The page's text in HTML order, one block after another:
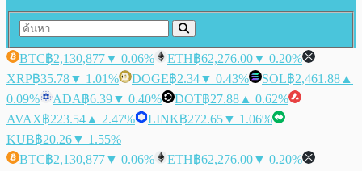
BTC฿2,130,877▼ 0.06% ETH฿62,276.00▼ 0.20%
XRP฿35.78▼ 1.01% DOGE฿2.34▼ 0.43% SOL฿2,461.88 ▲
0.09%
ADA฿6.39▼ 0.40% DOT฿27.88 ▲ 0.62%
AVAX฿223.54 ▲ 2.47% LINK฿272.65▼ 1.06%
KUB฿20.26▼ 1.55%
BTC฿2,130,877▼ 0.06% ETH฿62,276.00▼ 0.20%